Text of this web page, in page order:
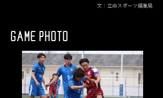
文：立命スポーツ編集局
GAME PHOTO